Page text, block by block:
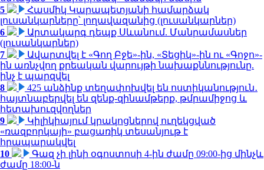
5
Հասմիկ Կարապետյանի համարձակ
լուսանկարները՝ լողավազանից (լուսանկարներ)
6
Արտակարգ դեպք Սևանում. Մանրամասներ
(լուսանկարներ)
7
Ավարտվել է «Գող Բջե»-ին, «Տեցիկ»-ին ու «Գոջո»-
ին առնչվող քրեական վարույթի նախաքննությունը.
ինչ է պարզվել
8
425 անձինք տեղափոխվել են ոստիկանություն․
հայտնաբերվել են զենք-զինամթերք, թմրամիջոց և
հետախուզվողներ
9
Կիլիկիայում կրակոցներով ուղեկցված
«ռազբորկայի» բացառիկ տեսանյութ է
հրապարակվել
10
Գազ չի լինի օգոստոսի 4-ին ժամը 09:00-ից մինչև
ժամը 18:00-ն